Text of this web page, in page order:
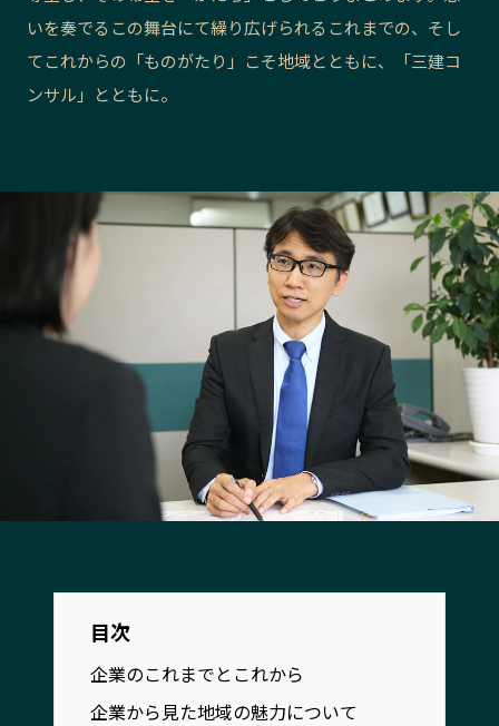
長野エリア
岐阜エリア
静岡エリア
愛知エリア
三重エリア
滋賀エリア
奈良エリア
和歌山エリア
鳥取エリア
島根エリア
岡山エリア
広島エリア
山口エリア
徳島エリア
香川エリア
愛媛エリア
福岡エリア
長崎エリア
大分エリア
鹿児島エリア
沖縄エリア
カテゴリから探す
特集コンテンツ
地域を代表する 企業100選
プレスリリース
行政連携記事
いを奏でるこの舞台にて繰り広げられるこれまでの、そし
てこれからの「ものがたり」こそ地域とともに、「三建コ
ンサル」とともに。
目次
企業のこれまでとこれから
企業から見た地域の魅力について